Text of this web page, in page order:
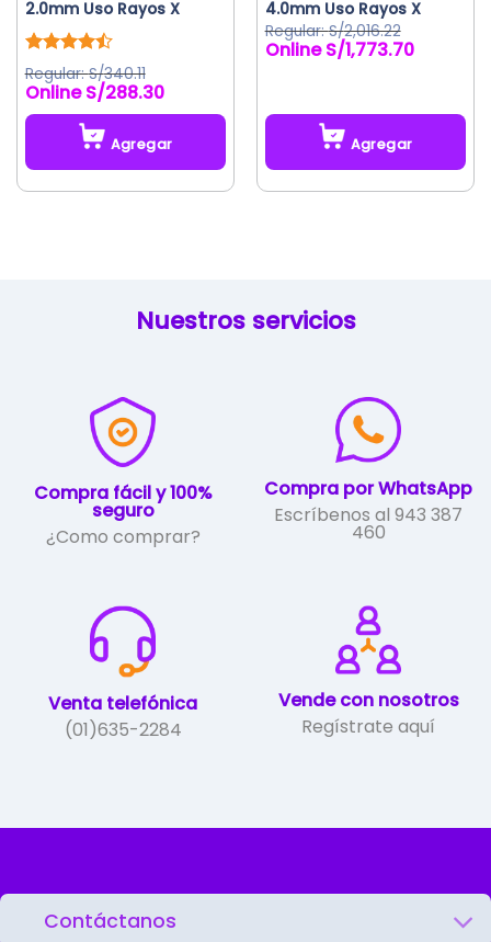
producto
2.0mm Uso Rayos X
Valorado
con4.50
de 5
S/340.11
S/288.30
Agregar
producto
4.0mm Uso Rayos X
S/2,016.22
El
S/2,016.22.
S/1,773.70El
S/1,773.70.
Agregar
Nuestros servicios
Compra fácil y 100%
seguro
¿Como comprar?
Compra por WhatsApp
Escríbenos al 943 387
460
Venta telefónica
(01)635-2284
Vende con nosotros
Regístrate aquí
Contáctanos